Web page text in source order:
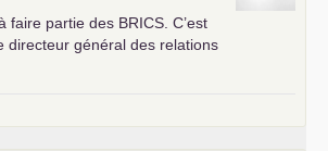
faire partie des BRICS . C’est
directeur général des relations